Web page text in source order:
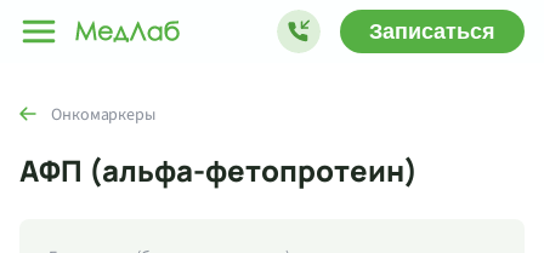
Записаться
Онкомаркеры
АФП (альфа-фетопротеин)